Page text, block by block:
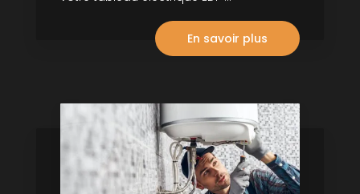
En savoir plus